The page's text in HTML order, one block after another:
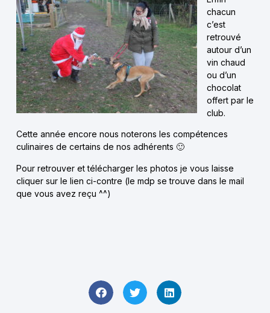
chacun
c’est
retrouvé
autour d’un
vin chaud
ou d’un
chocolat
offert par le
club.
Cette année encore nous noterons les compétences
culinaires de certains de nos adhérents 🙂
Pour retrouver et télécharger les photos je vous laisse
cliquer sur le lien ci-contre (le mdp se trouve dans le mail
que vous avez reçu ^^)